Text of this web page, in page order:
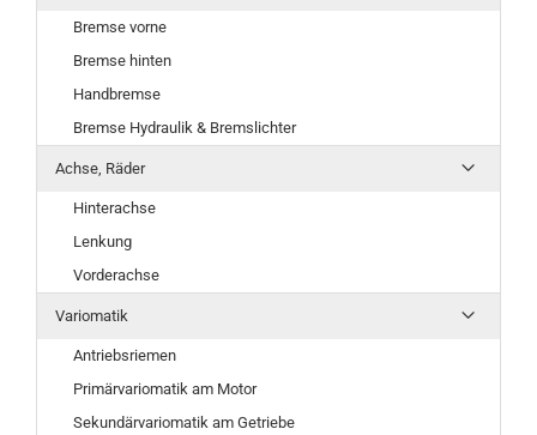
Bremse vorne
Bremse hinten
Handbremse
Bremse Hydraulik & Bremslichter
Achse, Räder
Hinterachse
Lenkung
Vorderachse
Variomatik
Antriebsriemen
Primärvariomatik am Motor
Sekundärvariomatik am Getriebe